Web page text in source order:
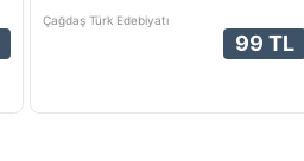
Çağdaş Türk Edebiyatı
99 TL